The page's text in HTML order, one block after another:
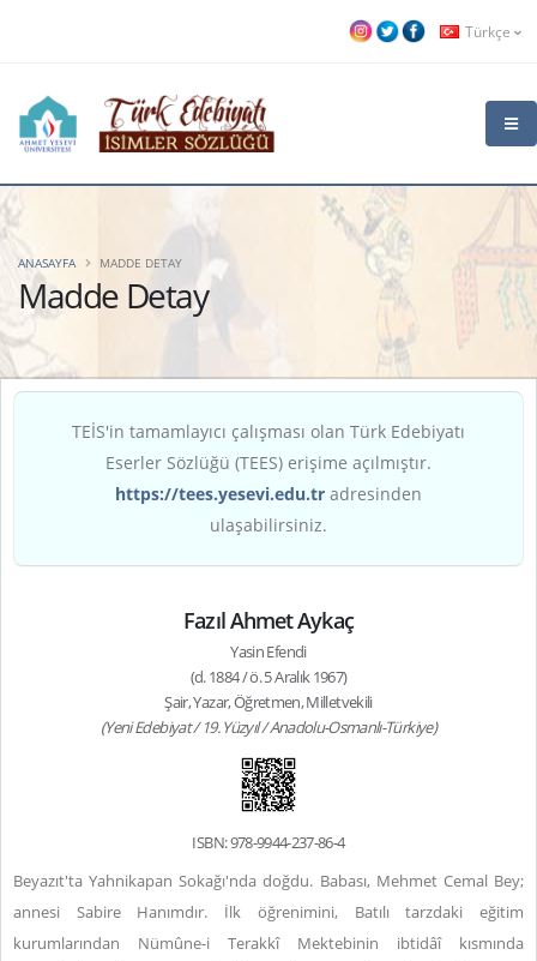
Türkçe
Madde Detay
ANASAYFA MADDE DETAY
TEİS'in tamamlayıcı çalışması olan Türk Edebiyatı
Eserler Sözlüğü (TEES) erişime açılmıştır.
https://tees.yesevi.edu.tr adresinden
ulaşabilirsiniz.
Fazıl Ahmet Aykaç
Yasin Efendi
(d. 1884 / ö. 5 Aralık 1967)
Şair, Yazar, Öğretmen, Milletvekili
(Yeni Edebiyat / 19. Yüzyıl / Anadolu-Osmanlı-Türkiye)
ISBN: 978-9944-237-86-4
Beyazıt'ta Yahnikapan Sokağı'nda doğdu. Babası, Mehmet Cemal Bey;
annesi Sabire Hanımdır. İlk öğrenimini, Batılı tarzdaki eğitim
kurumlarından Nümûne-i Terakkî Mektebinin ibtidâî kısmında